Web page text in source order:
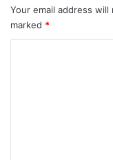
Your email address
marked *